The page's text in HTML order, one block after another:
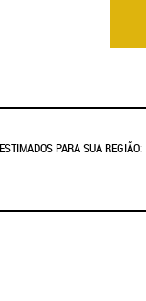
PARA SUA REGIÃO: